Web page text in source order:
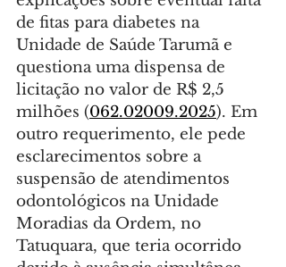
de fitas para diabetes na
Unidade de Saúde Tarumã e
questiona uma dispensa de
licitação no valor de R$ 2,5
milhões (062.02009.2025). Em
outro requerimento, ele pede
esclarecimentos sobre a
suspensão de atendimentos
odontológicos na Unidade
Moradias da Ordem, no
Tatuquara, que teria ocorrido